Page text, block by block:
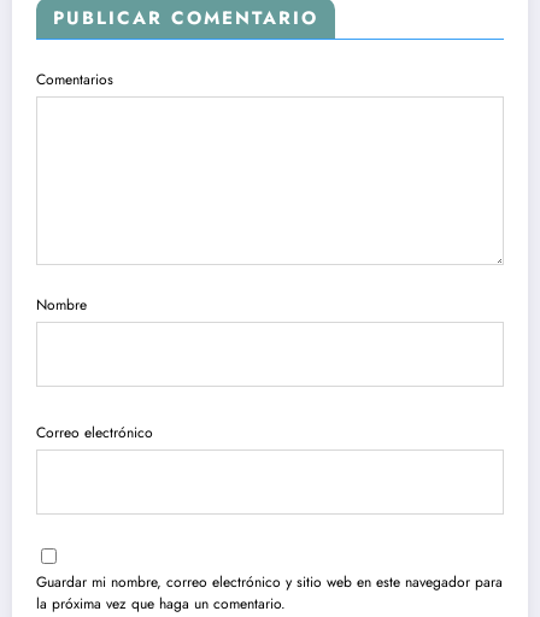
PUBLICAR COMENTARIO
Comentarios
Nombre
Correo electrónico
Guardar mi nombre, correo electrónico y sitio web en este navegador para
la próxima vez que haga un comentario.